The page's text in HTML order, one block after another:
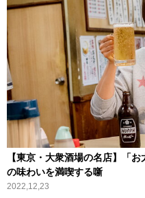
【東京・大衆酒場の名店】「
の味わいを満喫する噺
2022,12,23